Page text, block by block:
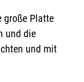
große Platte
und die
und mit